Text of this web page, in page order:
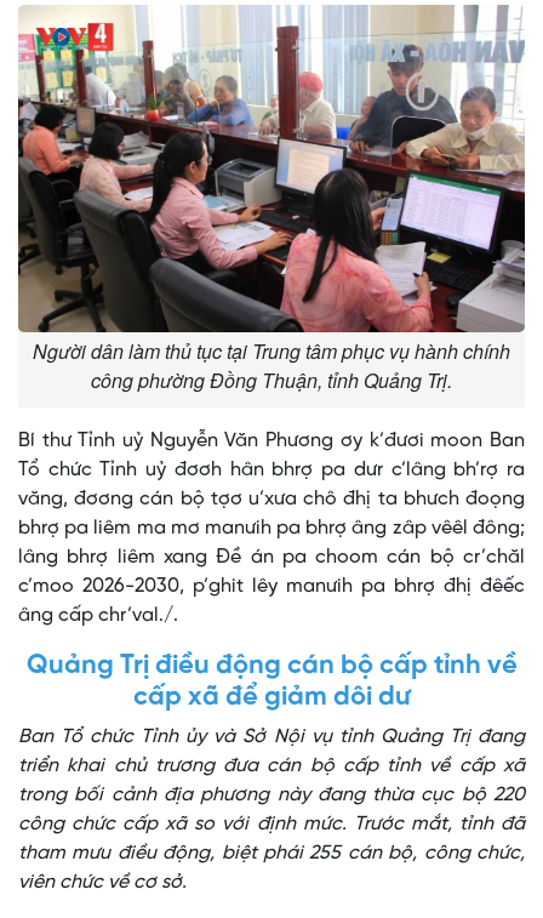
Người dân làm thủ tục tại Trung tâm phục vụ hành chính
công phường Đồng Thuận, tỉnh Quảng Trị.
Bí thư Tỉnh uỷ Nguyễn Văn Phương ơy k’đươi moon Ban
Tổ chức Tỉnh uỷ đơơh hân bhrợ pa dưr c’lâng bh’rợ ra
văng, đơơng cán bộ tợơ u’xưa chô đhị ta bhưch đoọng
bhrợ pa liêm ma mơ manưih pa bhrợ âng zâp vêêl đông;
lâng bhrợ liêm xang Đề án pa choom cán bộ cr’chăl
c’moo 2026-2030, p’ghit lêy manưih pa bhrợ đhị đêếc
âng cấp chr’val./.
Quảng Trị điều động cán bộ cấp tỉnh về
cấp xã để giảm dôi dư
Ban Tổ chức Tỉnh ủy và Sở Nội vụ tỉnh Quảng Trị đang
triển khai chủ trương đưa cán bộ cấp tỉnh về cấp xã
trong bối cảnh địa phương này đang thừa cục bộ 220
công chức cấp xã so với định mức. Trước mắt, tỉnh đã
tham mưu điều động, biệt phái 255 cán bộ, công chức,
viên chức về cơ sở.